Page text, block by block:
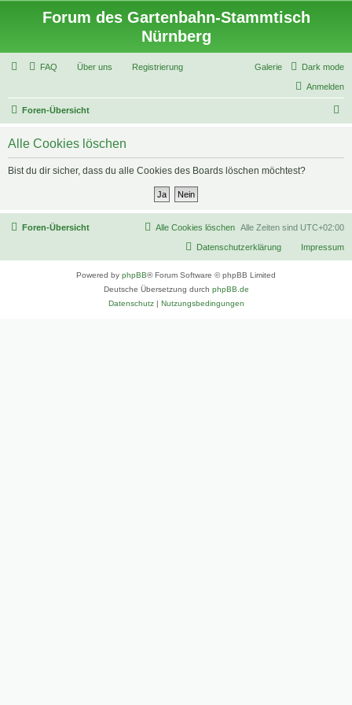
Forum des Gartenbahn-Stammtisch
Nürnberg
Dark mode
Galerie
FAQ Über uns Registrierung
Anmelden
Foren-Übersicht
Alle Cookies löschen
Bist du dir sicher, dass du alle Cookies des Boards löschen möchtest?
Foren-Übersicht Alle Zeiten sind UTC+02:00
Alle Cookies löschen
Impressum
Datenschutzerklärung
Powered by phpBB® Forum Software © phpBB Limited
Deutsche Übersetzung durch phpBB.de
Datenschutz| Nutzungsbedingungen